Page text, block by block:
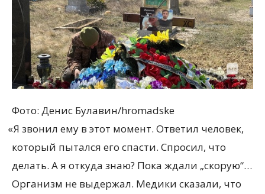
Фото: Денис Булавин/hromadske
«Я звонил ему в этот момент. Ответил человек,
который пытался его спасти. Спросил, что
делать. А я откуда знаю? Пока ждали „скорую“…
Организм не выдержал. Медики сказали, что